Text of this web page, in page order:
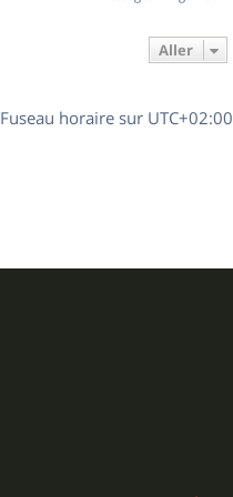
Aller
Fuseau horaire sur UTC+02:00